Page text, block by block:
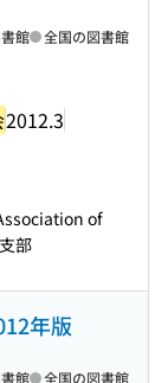
2012.3
館 全国の図書館
of
部
年版
館 全国の図書館